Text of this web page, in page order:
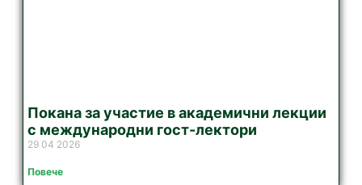
Покана за участие в академични лекции
с международни гост-лектори
29 04 2026
Повече